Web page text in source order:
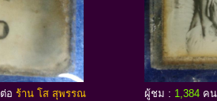
อ ร้าน โส สุพรรณ ผู้ชม : 1,384 ค